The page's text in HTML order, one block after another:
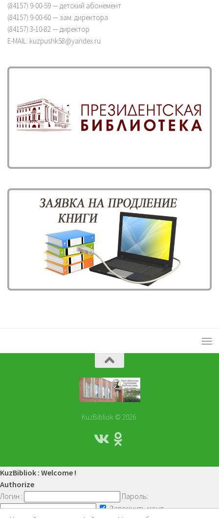
(84157) 9-00-59 — детский абонемент
(84157) 9-00-60 — зам. директора
(84157) 3-10-82 — директор
E-MAIL: kuzpushk58@yandex.ru
KuzBibliok © 2026.
KuzBibliok : Welcome !
Authorize
Логин :
Пароль:
Запомнить меня